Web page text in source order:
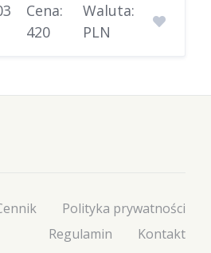
Cena:
420
Waluta:
PLN
Polityka prywatności
Regulamin
Kontakt